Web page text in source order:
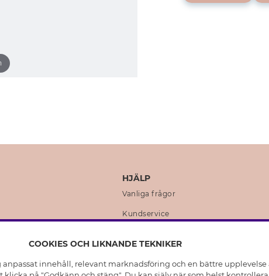
HJÄLP
Vanliga frågor
Kundservice
Skötselråd skinnhandskar
COOKIES OCH LIKNANDE TEKNIKER
innehåll, relevant marknadsföring och en bättre